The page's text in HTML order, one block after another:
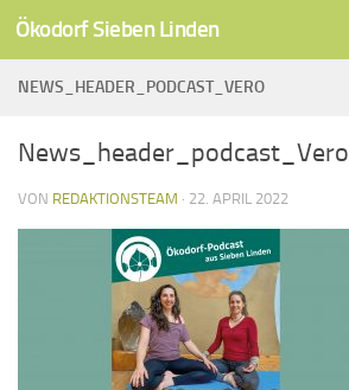
Unter dem Inhalt
Ökodorf Sieben Linden
NEWS_HEADER_PODCAST_VERO
News_header_podcast_Vero
VON REDAKTIONSTEAM · 22. APRIL 2022